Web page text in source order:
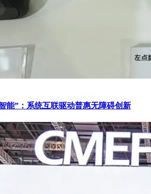
能”：系统互联驱动普惠无障碍创新